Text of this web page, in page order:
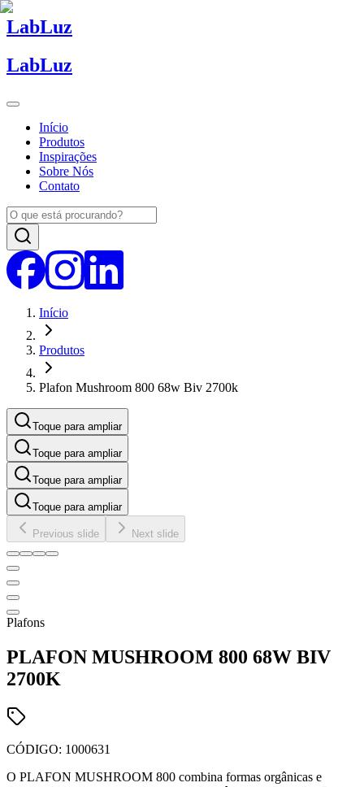
LabLuz
LabLuz
Início
Produtos
Inspirações
Sobre Nós
Contato
Início
Produtos
Plafon Mushroom 800 68w Biv 2700k
Toque para ampliar
Toque para ampliar
Toque para ampliar
Toque para ampliar
Previous slide Next slide
Plafons
PLAFON MUSHROOM 800 68W BIV
2700K
CÓDIGO: 1000631
O PLAFON MUSHROOM 800 combina formas orgânicas e